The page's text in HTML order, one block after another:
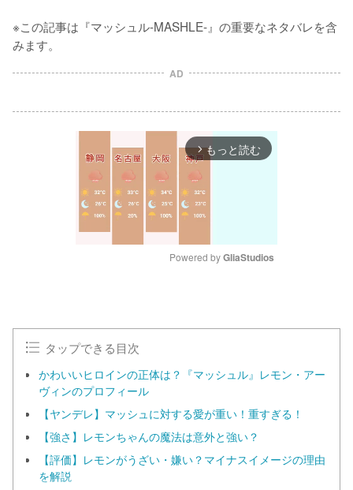
※この記事は『マッシュル-MASHLE-』の重要なネタバレを含
みます。
AD
arrow_forward_ios もっと読む
Powered by GliaStudios
タップできる目次
かわいいヒロインの正体は？『マッシュル』レモン・アー
ヴィンのプロフィール
【ヤンデレ】マッシュに対する愛が重い！重すぎる！
【強さ】レモンちゃんの魔法は意外と強い？
【評価】レモンがうざい・嫌い？マイナスイメージの理由
を解説